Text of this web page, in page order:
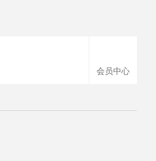
会员中心